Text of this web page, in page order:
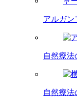
アルガ
自然療法
自然療法